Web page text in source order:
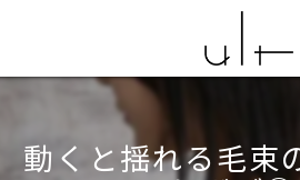
動くと揺れる毛束